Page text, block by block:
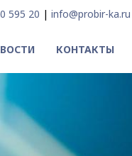
595 20 | info@probir-ka.ru
КОНТАКТЫ